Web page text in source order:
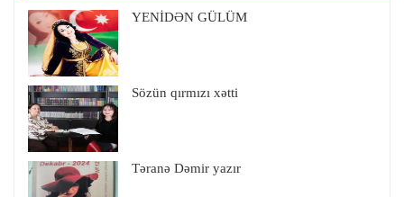
YENİDƏN GÜLÜM
Sözün qırmızı xətti
Təranə Dəmir yazır